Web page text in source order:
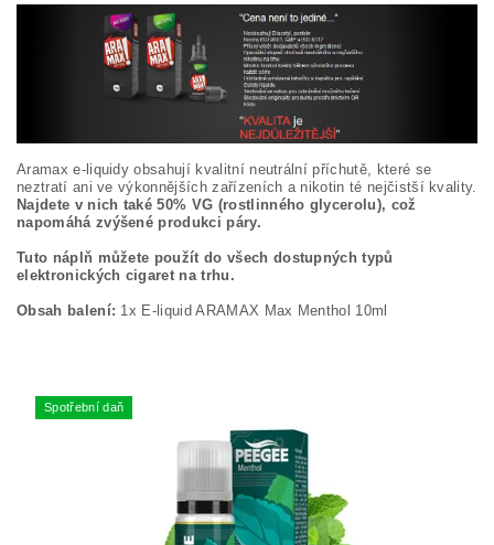
Aramax e-liquidy obsahují kvalitní neutrální příchutě, které se
neztratí ani ve výkonnějších zařízeních a nikotin té nejčistší kvality.
Najdete v nich také 50% VG (rostlinného glycerolu), což
napomáhá zvýšené produkci páry.
Tuto náplň můžete použít do všech dostupných typů
elektronických cigaret na trhu.
Obsah balení: 1x E-liquid ARAMAX Max Menthol 10ml
Spotřební daň